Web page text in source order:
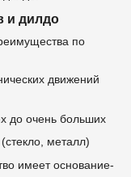
и дилдо
по
движений
до очень больших
металл)
имеет основание-